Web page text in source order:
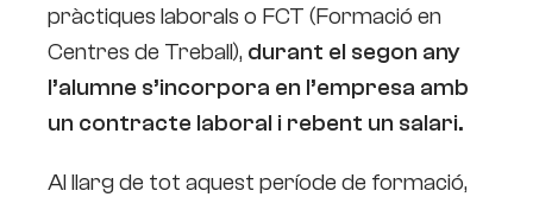
pràctiques laborals o FCT (Formació en
Centres de Treball), durant el segon any
l’alumne s’incorpora en l’empresa amb
un contracte laboral i rebent un salari.
Al llarg de tot aquest període de formació,